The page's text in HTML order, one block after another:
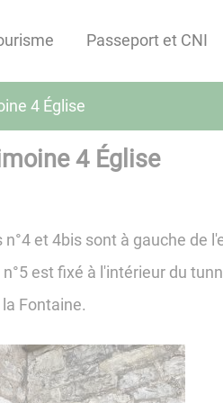
Passeport et CNI
4 Église
4 Église
et 4bis sont à gauche de
est fixé à l'intérieur du
Fontaine.